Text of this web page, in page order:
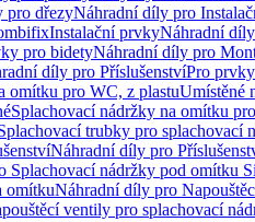
pro dřezyNáhradní díly pro
Instalační prvkyNáhradní
pro bidetyNáhradní díly pro
díly pro PříslušenstvíPro
omítku pro WC, z plastuUmístěné
Splachovací nádržky na omítku
trubky pro splachovací
Náhradní díly pro
Splachovací nádržky pod omítku
omítkuNáhradní díly pro
ventily pro splachovací